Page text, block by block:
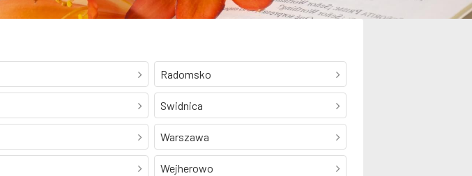
Radomsko
Swidnica
Warszawa
Wejherowo